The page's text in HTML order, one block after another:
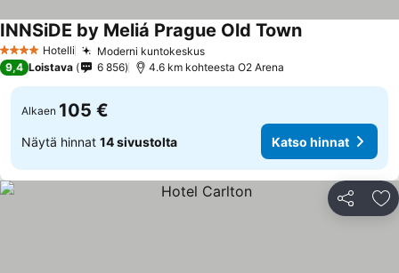
4 Tähtiluokitus
Hotelli Moderni kuntokeskusKatso hinnat
INNSiDE by Meliá Prague Old TownKatso hinnat
9,4 Loistava 6 856 4.6 km kohteesta O2 Arena
Alkaen 105 €
Näytä hinnat 14 sivustolta Katso hinnat
Jaa